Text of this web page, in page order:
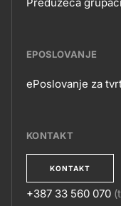
EPOSLOVANJE
ePoslovanje za
KONTAKT
KONTAKT
+387 33 560 070